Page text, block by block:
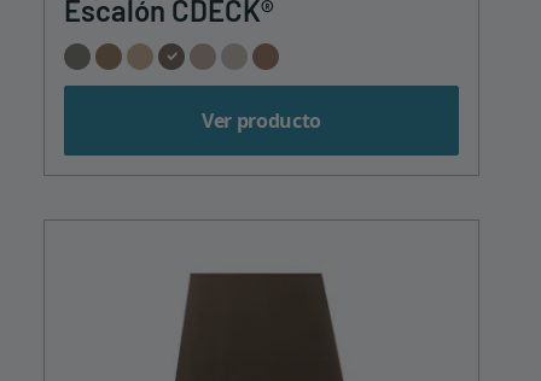
Escalón CDECK®
Ver producto